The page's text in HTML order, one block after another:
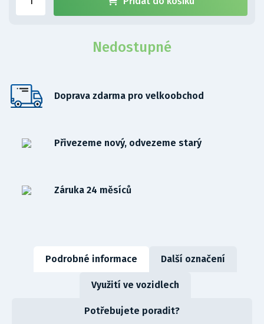
Nedostupné
Doprava zdarma pro velkoobchod
Přivezeme nový, odvezeme starý
Záruka 24 měsíců
Podrobné informace Další označení
Využití ve vozidlech
Potřebujete poradit?